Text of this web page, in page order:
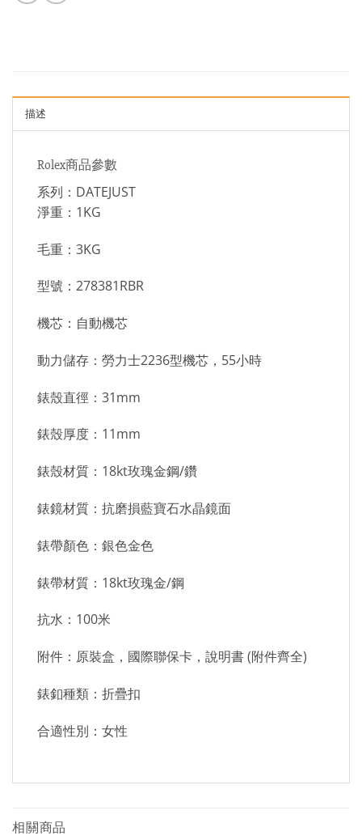
描述
Rolex商品參數
系列：DATEJUST
淨重：1KG
毛重：3KG
型號：278381RBR
機芯：自動機芯
動力儲存：勞力士2236型機芯，55小時
錶殼直徑：31mm
錶殼厚度：11mm
錶殼材質：18kt玫瑰金鋼/鑽
錶鏡材質：抗磨損藍寶石水晶鏡面
錶帶顏色：銀色金色
錶帶材質：18kt玫瑰金/鋼
抗水：100米
附件：原裝盒，國際聯保卡，說明書 (附件齊全)
錶釦種類：折疊扣
合適性別：女性
相關商品